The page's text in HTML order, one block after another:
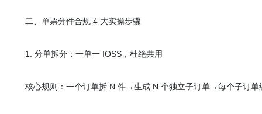
二、单票分件合规 4 大实操步骤
1. 分单拆分：一单一 IOSS，杜绝共用
核心规则：一个订单拆 N 件→生成 N 个独立子订单→每个子订单